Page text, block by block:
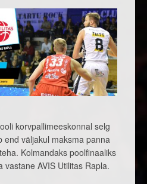
korvpallimeeskonnal selg
end väljakul maksma panna
Kolmandaks poolfinaaliks
vastane AVIS Utilitas Rapla.